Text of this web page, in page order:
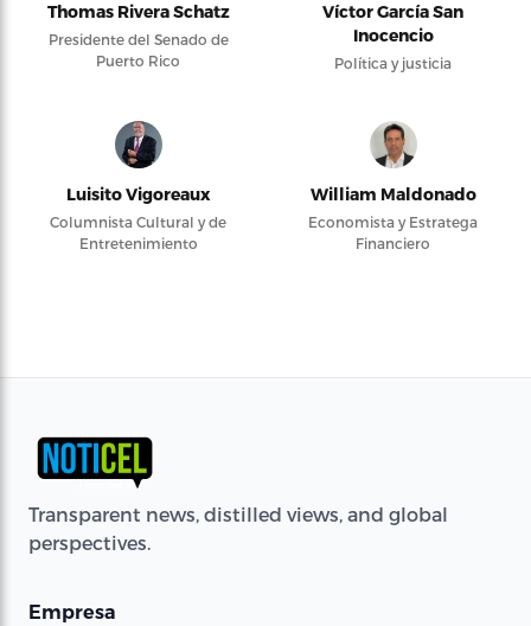
Thomas Rivera Schatz
Presidente del Senado de
Puerto Rico
Víctor García San
Inocencio
Política y justicia
Luisito Vigoreaux
Columnista Cultural y de
Entretenimiento
William Maldonado
Economista y Estratega
Financiero
Transparent news, distilled views, and global
perspectives.
Empresa